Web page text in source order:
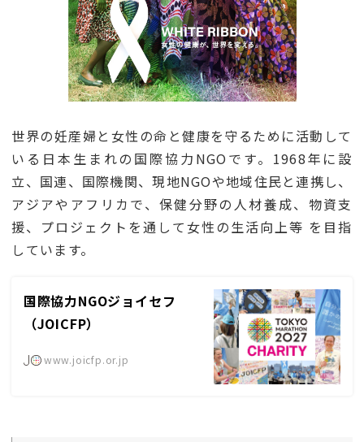
世界の妊産婦と女性の命と健康を守るために活動して
いる日本生まれの国際協力NGOです。1968年に設
立、国連、国際機関、現地NGOや地域住民と連携し、
アジアやアフリカで、保健分野の人材養成、物資支
援、プロジェクトを通して女性の生活向上等 を目指
しています。
国際協力NGOジョイセフ
（JOICFP）
www.joicfp.or.jp